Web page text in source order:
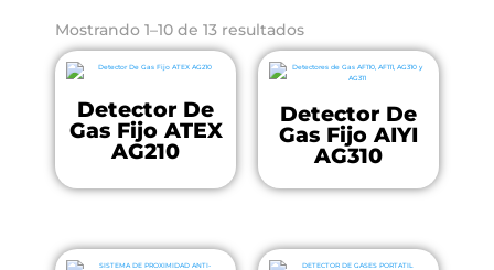
Mostrando 1–10 de 13 resultados
Detector De
Gas Fijo ATEX
AG210
Detector De
Gas Fijo AIYI
AG310